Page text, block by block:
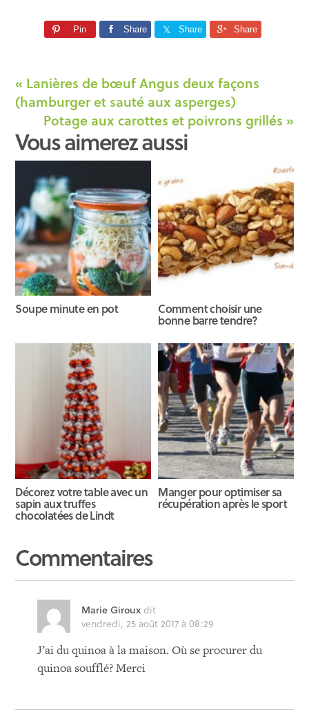
Pin Share Share Share
« Lanières de bœuf Angus deux façons
(hamburger et sauté aux asperges)
Potage aux carottes et poivrons grillés »
Vous aimerez aussi
Soupe minute en pot Comment choisir une
bonne barre tendre?
Décorez votre table avec un
sapin aux truffes
chocolatées de Lindt
Manger pour optimiser sa
récupération après le sport
Commentaires
Marie Giroux dit
vendredi, 25 août 2017 à 08:29
J’ai du quinoa à la maison. Où se procurer du
quinoa soufflé? Merci